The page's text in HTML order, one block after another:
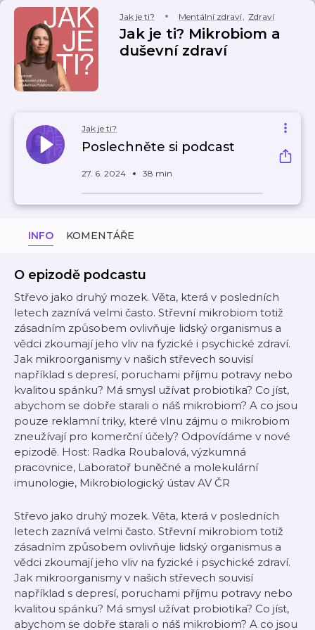
Jak je ti? Mentální zdraví, Zdraví
Jak je ti? Mikrobiom a
duševní zdraví
Jak je ti?
Poslechněte si podcast
27. 6. 2024 38 min
INFO KOMENTÁŘE
O epizodě podcastu
Střevo jako druhý mozek. Věta, která v posledních
letech zaznívá velmi často. Střevní mikrobiom totiž
zásadním způsobem ovlivňuje lidský organismus a
vědci zkoumají jeho vliv na fyzické i psychické zdraví.
Jak mikroorganismy v našich střevech souvisí
například s depresí, poruchami příjmu potravy nebo
kvalitou spánku? Má smysl užívat probiotika? Co jíst,
abychom se dobře starali o náš mikrobiom? A co jsou
pouze reklamní triky, které vlnu zájmu o mikrobiom
zneužívají pro komerční účely? Odpovídáme v nové
epizodě. Host: Radka Roubalová, výzkumná
pracovnice, Laboratoř buněčné a molekulární
imunologie, Mikrobiologický ústav AV ČR
Střevo jako druhý mozek. Věta, která v posledních
letech zaznívá velmi často. Střevní mikrobiom totiž
zásadním způsobem ovlivňuje lidský organismus a
vědci zkoumají jeho vliv na fyzické i psychické zdraví.
Jak mikroorganismy v našich střevech souvisí
například s depresí, poruchami příjmu potravy nebo
kvalitou spánku? Má smysl užívat probiotika? Co jíst,
abychom se dobře starali o náš mikrobiom? A co jsou